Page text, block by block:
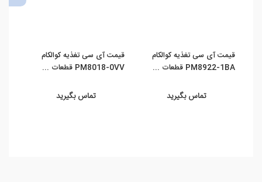
قیمت آی سی تغذیه کوالکام
PM8922-1BA قطعات ...
تماس بگیرید
قیمت آی سی تغذیه کوالکام
PM8018-0VV قطعات ...
تماس بگیرید